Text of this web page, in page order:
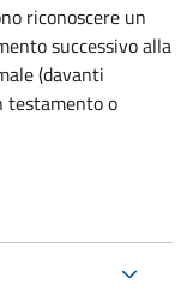
riconoscere un
successivo alla
(davanti
testamento o